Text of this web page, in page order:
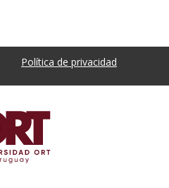
Política de privacidad